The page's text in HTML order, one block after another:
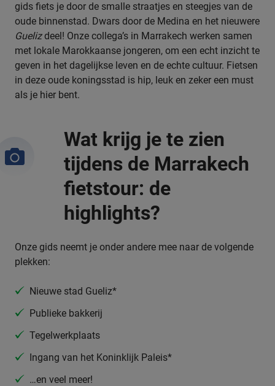
gids fiets je door de smalle straatjes en steegjes van de
oude binnenstad. Dwars door de Medina en het nieuwere
Guelizdeel! Onze collega’s in Marrakech werken samen
met lokale Marokkaanse jongeren, om een echt inzicht te
geven in het dagelijkse leven en de echte cultuur. Fietsen
in deze oude koningsstad is hip, leuk en zeker een must
als je hier bent.
Wat krijg je te zien
tijdens de Marrakech
fietstour: de
highlights?
Onze gids neemt je onder andere mee naar de volgende
plekken:
Nieuwe stad Gueliz*
Publieke bakkerij
Tegelwerkplaats
Ingang van het Koninklijk Paleis*
…en veel meer!